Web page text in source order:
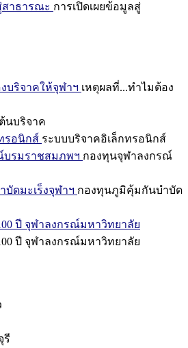
สาธารณะ การเปิดเผยข้อมูลสู่
บริจาคให้จุฬาฯ เหตุผลที่...ทำไมต้อง
นบริจาค
รอนิกส์ ระบบบริจาคอิเล็กทรอนิกส์
บรมราชสมภพฯ กองทุนจุฬาลงกรณ์
ดมะเร็งจุฬาฯ กองทุนภูมิคุ้มกันบำบัด
ปี จุฬาลงกรณ์มหาวิทยาลัย
ปี จุฬาลงกรณ์มหาวิทยาลัย
รี